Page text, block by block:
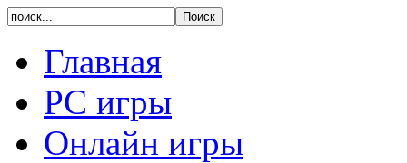
Главная
PC игры
Онлайн игры